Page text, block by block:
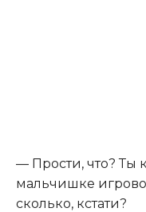
— Прости, что? Ты
мальчишке
сколько, кстати?